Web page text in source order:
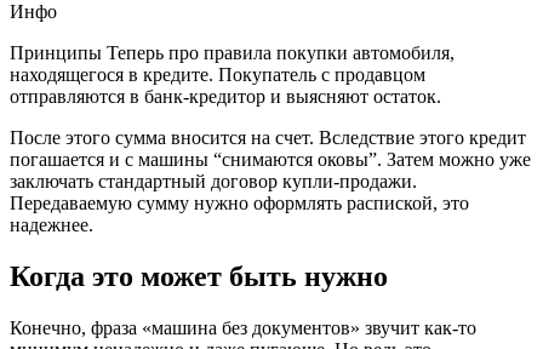
Инфо
Принципы Теперь про правила покупки автомобиля,
находящегося в кредите. Покупатель с продавцом
отправляются в банк-кредитор и выясняют остаток.
После этого сумма вносится на счет. Вследствие этого кредит
погашается и с машины “снимаются оковы”. Затем можно уже
заключать стандартный договор купли-продажи.
Передаваемую сумму нужно оформлять распиской, это
надежнее.
Когда это может быть нужно
Конечно, фраза «машина без документов» звучит как-то